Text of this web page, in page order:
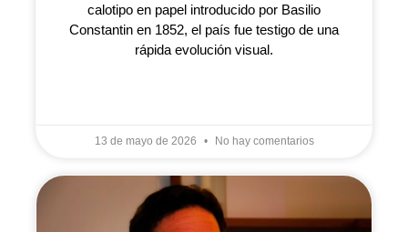
calotipo en papel introducido por Basilio
Constantin en 1852, el país fue testigo de una
rápida evolución visual.
13 de mayo de 2026 No hay comentarios